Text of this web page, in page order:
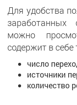
Для удобства
заработанных
можно
содержит в
число
источники
количество